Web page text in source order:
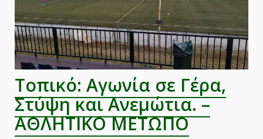
Τοπικό: Αγωνία σε Γέρα,
Στύψη και Ανεμώτια. –
ΑΘΛΗΤΙΚΟ ΜΕΤΩΠΟ